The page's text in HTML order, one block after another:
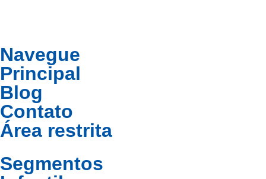
Navegue
Principal
Blog
Contato
Área restrita
Segmentos